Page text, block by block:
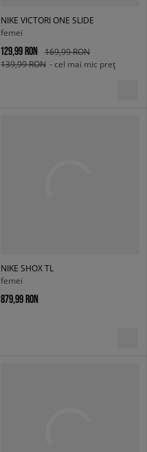
NIKE VICTORI ONE SLIDE
femei
129,99 RON
169,99 RON
139,99 RON - cel mai mic preț
NIKE SHOX TL
femei
879,99 RON